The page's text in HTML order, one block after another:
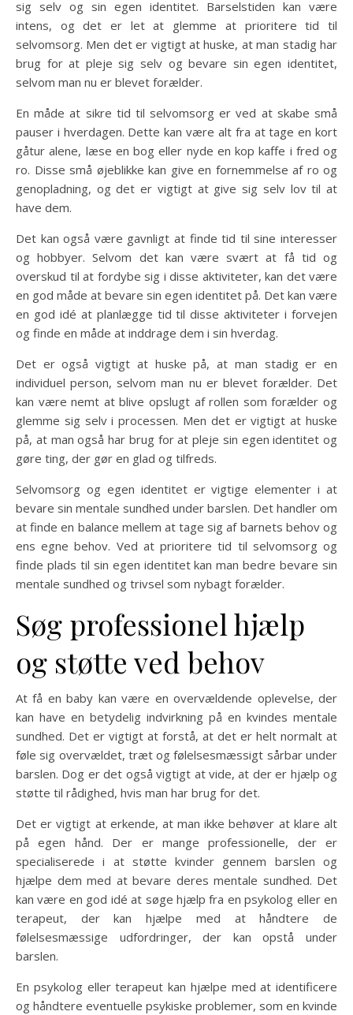
sig selv og sin egen identitet. Barselstiden kan være
intens, og det er let at glemme at prioritere tid til
selvomsorg. Men det er vigtigt at huske, at man stadig har
brug for at pleje sig selv og bevare sin egen identitet,
selvom man nu er blevet forælder.
En måde at sikre tid til selvomsorg er ved at skabe små
pauser i hverdagen. Dette kan være alt fra at tage en kort
gåtur alene, læse en bog eller nyde en kop kaffe i fred og
ro. Disse små øjeblikke kan give en fornemmelse af ro og
genopladning, og det er vigtigt at give sig selv lov til at
have dem.
Det kan også være gavnligt at finde tid til sine interesser
og hobbyer. Selvom det kan være svært at få tid og
overskud til at fordybe sig i disse aktiviteter, kan det være
en god måde at bevare sin egen identitet på. Det kan være
en god idé at planlægge tid til disse aktiviteter i forvejen
og finde en måde at inddrage dem i sin hverdag.
Det er også vigtigt at huske på, at man stadig er en
individuel person, selvom man nu er blevet forælder. Det
kan være nemt at blive opslugt af rollen som forælder og
glemme sig selv i processen. Men det er vigtigt at huske
på, at man også har brug for at pleje sin egen identitet og
gøre ting, der gør en glad og tilfreds.
Selvomsorg og egen identitet er vigtige elementer i at
bevare sin mentale sundhed under barslen. Det handler om
at finde en balance mellem at tage sig af barnets behov og
ens egne behov. Ved at prioritere tid til selvomsorg og
finde plads til sin egen identitet kan man bedre bevare sin
mentale sundhed og trivsel som nybagt forælder.
Søg professionel hjælp
og støtte ved behov
At få en baby kan være en overvældende oplevelse, der
kan have en betydelig indvirkning på en kvindes mentale
sundhed. Det er vigtigt at forstå, at det er helt normalt at
føle sig overvældet, træt og følelsesmæssigt sårbar under
barslen. Dog er det også vigtigt at vide, at der er hjælp og
støtte til rådighed, hvis man har brug for det.
Det er vigtigt at erkende, at man ikke behøver at klare alt
på egen hånd. Der er mange professionelle, der er
specialiserede i at støtte kvinder gennem barslen og
hjælpe dem med at bevare deres mentale sundhed. Det
kan være en god idé at søge hjælp fra en psykolog eller en
terapeut, der kan hjælpe med at håndtere de
følelsesmæssige udfordringer, der kan opstå under
barslen.
En psykolog eller terapeut kan hjælpe med at identificere
og håndtere eventuelle psykiske problemer, som en kvinde